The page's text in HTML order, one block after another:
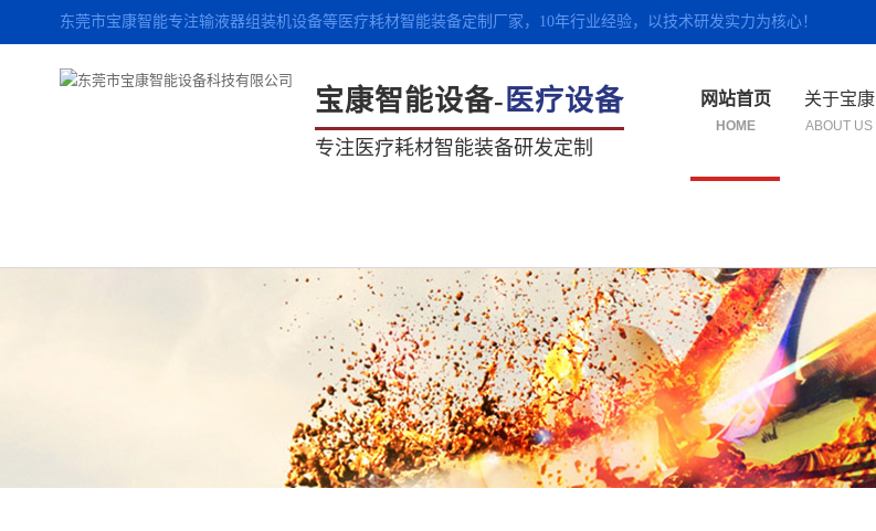
东莞市宝康智能专注输液器组装机设备等医疗耗材智能装备定制厂家，10年行业经验，以技术研发实力为核心！
宝康智能设备- 医疗设备
专注医疗耗材智能装备研发定制
网站首页
HOME
关于宝康
ABOUT US